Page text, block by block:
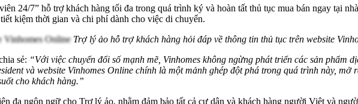
24/7” hỗ trợ khách hàng tối đa trong quá trình ký và hoàn tất thủ tục mua bán ngay tại
kiệm thời gian và chi phí dành cho việc di chuyển.
Trợ lý ảo hỗ trợ khách hàng hỏi đáp về thông tin thủ tục trên website
sẻ: “Với việc chuyển đổi số mạnh mẽ, Vinhomes không ngừng phát triển các sản phẩm
và website Vinhomes Online chính là một mảnh ghép đột phá trong quá trình này, mở
cho khách hàng.”
đa ngôn ngữ cho Trợ lý ảo, nhằm đảm bảo tất cả cư dân và khách hàng người Việt và